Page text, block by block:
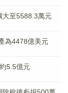
大至5588.3萬元
為4478億美元
5.5億元